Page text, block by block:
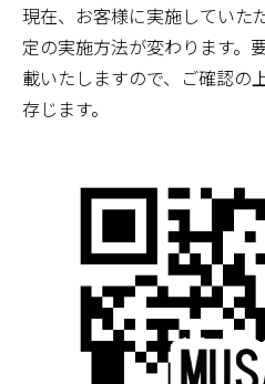
現在、お客様に実施していた
定の実施方法が変わります。
載いたしますので、ご確認の
存じます。